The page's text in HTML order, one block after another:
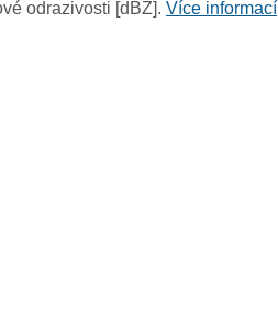
odrazivosti [dBZ].Více informací